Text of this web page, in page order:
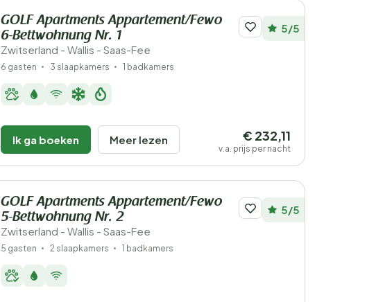
GOLF Apartments Appartement/Fewo
6-Bettwohnung Nr. 1
Zwitserland - Wallis - Saas-Fee
5/5
6 gasten 3 slaapkamers 1 badkamers
Ik ga boeken Meer lezen € 232,11
v.a. prijs per nacht
GOLF Apartments Appartement/Fewo
5-Bettwohnung Nr. 2
Zwitserland - Wallis - Saas-Fee
5/5
5 gasten 2 slaapkamers 1 badkamers